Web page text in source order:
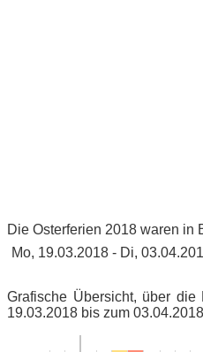
Die Osterferien 2018 waren in
Mo, 19.03.2018 - Di,
Grafische Übersicht, über
19.03.2018 bis zum